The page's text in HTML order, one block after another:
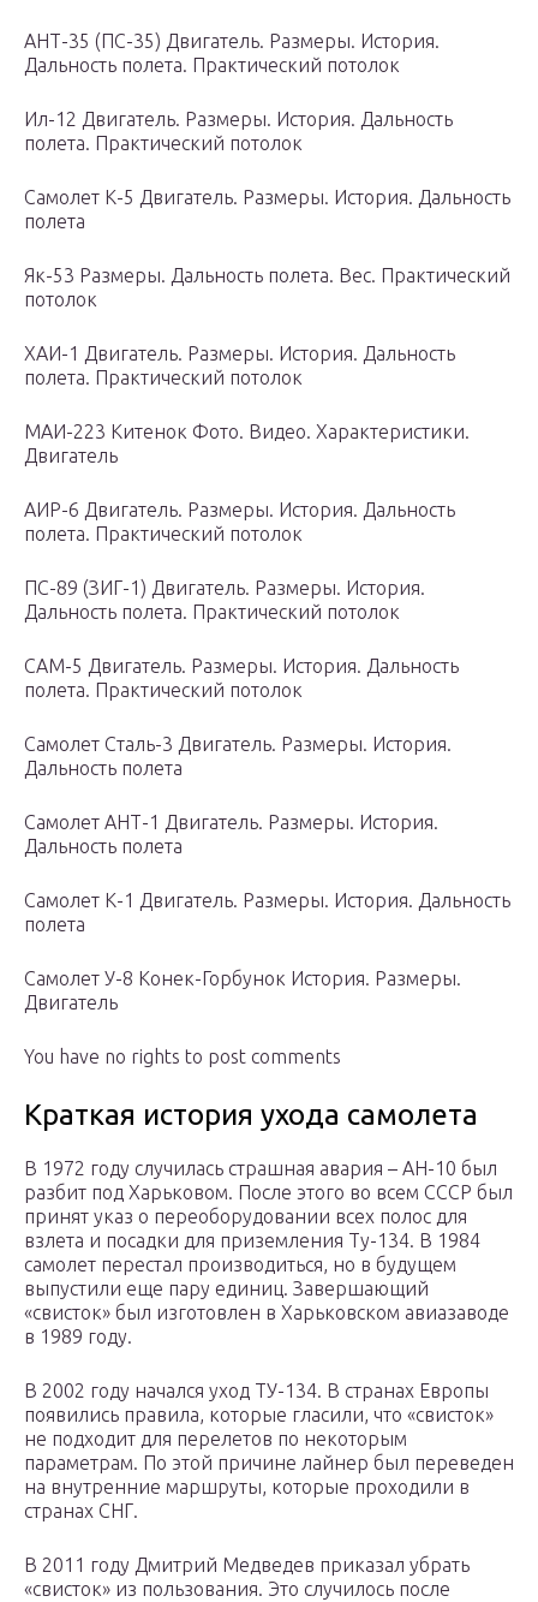
АНТ-35 (ПС-35) Двигатель. Размеры. История.
Дальность полета. Практический потолок
Ил-12 Двигатель. Размеры. История. Дальность
полета. Практический потолок
Самолет К-5 Двигатель. Размеры. История. Дальность
полета
Як-53 Размеры. Дальность полета. Вес. Практический
потолок
ХАИ-1 Двигатель. Размеры. История. Дальность
полета. Практический потолок
МАИ-223 Китенок Фото. Видео. Характеристики.
Двигатель
АИР-6 Двигатель. Размеры. История. Дальность
полета. Практический потолок
ПС-89 (ЗИГ-1) Двигатель. Размеры. История.
Дальность полета. Практический потолок
САМ-5 Двигатель. Размеры. История. Дальность
полета. Практический потолок
Самолет Сталь-3 Двигатель. Размеры. История.
Дальность полета
Самолет АНТ-1 Двигатель. Размеры. История.
Дальность полета
Самолет К-1 Двигатель. Размеры. История. Дальность
полета
Самолет У-8 Конек-Горбунок История. Размеры.
Двигатель
You have no rights to post comments
Краткая история ухода самолета
В 1972 году случилась страшная авария – АН-10 был
разбит под Харьковом. После этого во всем СССР был
принят указ о переоборудовании всех полос для
взлета и посадки для приземления Ту-134. В 1984
самолет перестал производиться, но в будущем
выпустили еще пару единиц. Завершающий
«свисток» был изготовлен в Харьковском авиазаводе
в 1989 году.
В 2002 году начался уход ТУ-134. В странах Европы
появились правила, которые гласили, что «свисток»
не подходит для перелетов по некоторым
параметрам. По этой причине лайнер был переведен
на внутренние маршруты, которые проходили в
странах СНГ.
В 2011 году Дмитрий Медведев приказал убрать
«свисток» из пользования. Это случилось после